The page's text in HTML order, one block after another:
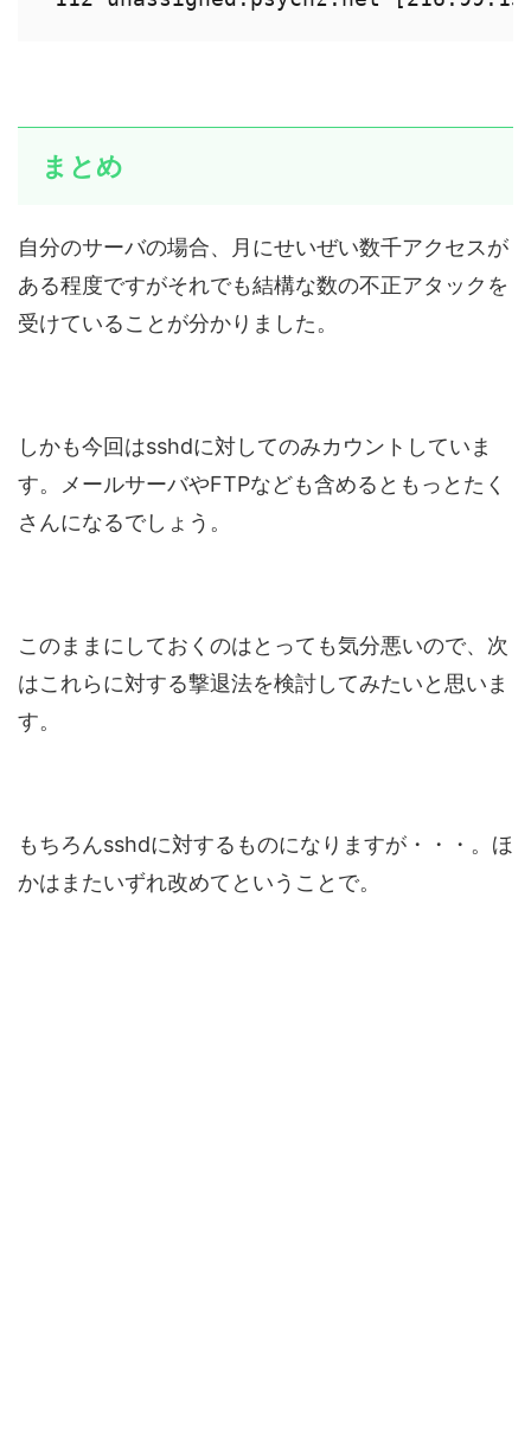
まとめ
自分のサーバの場合、月にせいぜい数千アクセスが
ある程度ですがそれでも結構な数の不正アタックを
受けていることが分かりました。
しかも今回はsshdに対してのみカウントしていま
す。メールサーバやFTPなども含めるともっとたく
さんになるでしょう。
このままにしておくのはとっても気分悪いので、次
はこれらに対する撃退法を検討してみたいと思いま
す。
もちろんsshdに対するものになりますが・・・。ほ
かはまたいずれ改めてということで。